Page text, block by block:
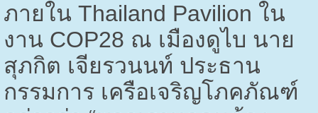
ภายใน Thailand Pavilion ใน
งาน COP28 ณ เมืองดูไบ นาย
สุภกิต เจียรวนนท์ ประธาน
กรรมการ เครือเจริญโภคภัณฑ์